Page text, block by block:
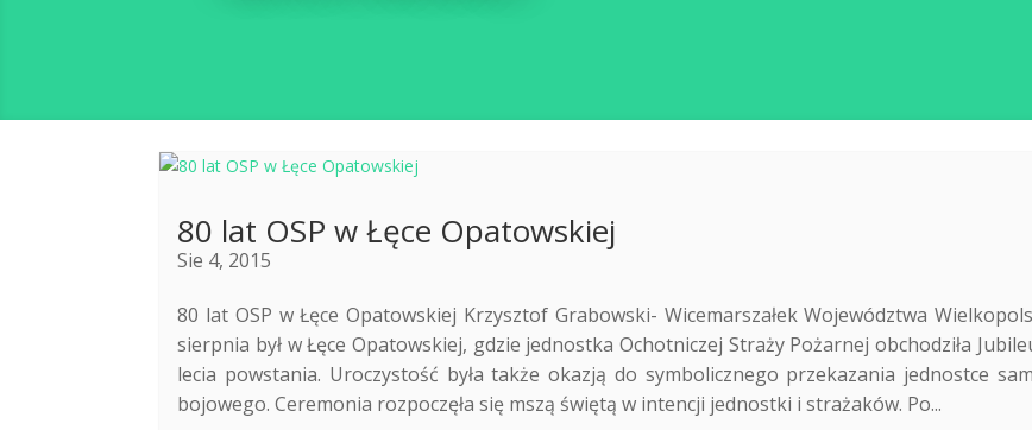
80 lat OSP w Łęce Opatowskiej
Sie 4, 2015
80 lat OSP w Łęce Opatowskiej Krzysztof Grabowski- Wicemarszałek Województwa
sierpnia był w Łęce Opatowskiej, gdzie jednostka Ochotniczej Straży Pożarnej obchodziła
lecia powstania. Uroczystość była także okazją do symbolicznego przekazania jednostce
bojowego. Ceremonia rozpoczęła się mszą świętą w intencji jednostki i strażaków. Po...